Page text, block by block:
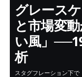
グレース
と市場変
い風」
析
スタグフレーション下